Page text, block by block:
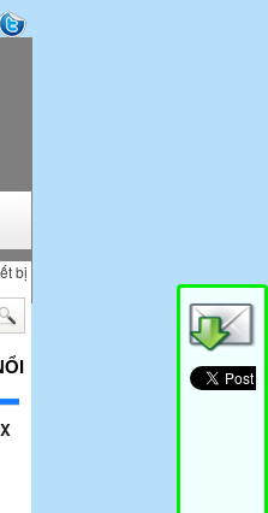
bách khoa cung cấp thiết bị xử lý